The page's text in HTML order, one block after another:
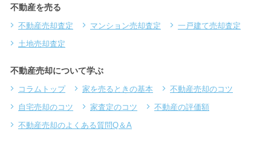
不動産を売る
不動産売却査定 マンション売却査定
一戸建て売却査定
土地売却査定
不動産売却について学ぶ
コラムトップ 家を売るときの基本
不動産売却のコツ
自宅売却のコツ
家査定のコツ
不動産の評価額
不動産売却のよくある質問Q＆A